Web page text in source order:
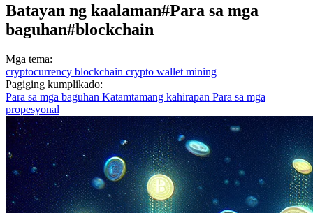
Batayan ng kaalaman#Para sa mga
baguhan#blockchain
Mga tema:
cryptocurrency blockchain crypto wallet mining
Pagiging kumplikado:
Para sa mga baguhan Katamtamang kahirapan Para sa mga
propesyonal